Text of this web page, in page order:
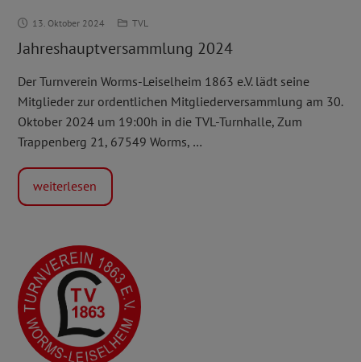
202413. Oktober 2024 TVL
Jahreshauptversammlung 2024
Der Turnverein Worms-Leiselheim 1863 e.V. lädt seine
Mitglieder zur ordentlichen Mitgliederversammlung am 30.
Oktober 2024 um 19:00h in die TVL-Turnhalle, Zum
Trappenberg 21, 67549 Worms, …
weiterlesen